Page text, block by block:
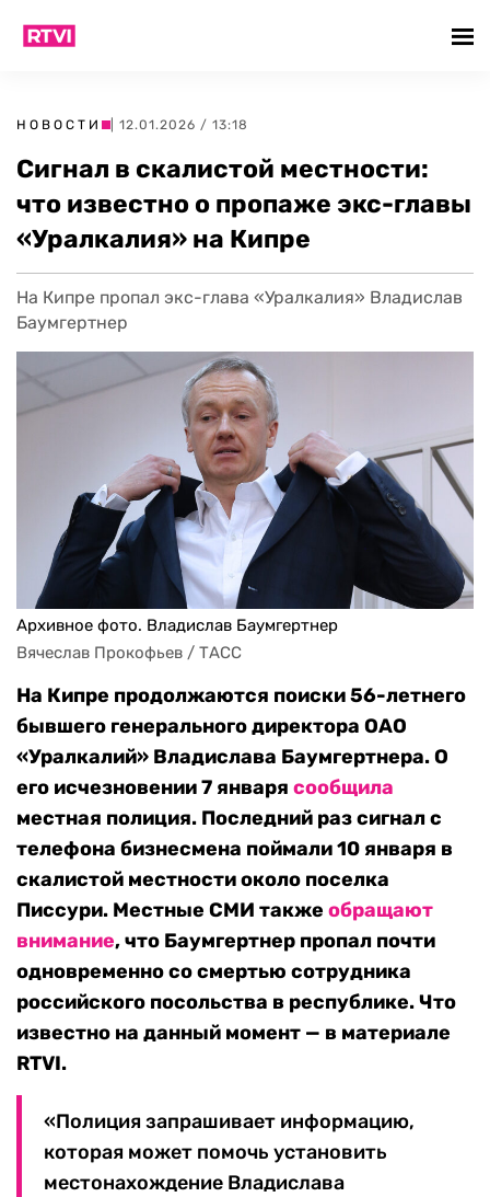
НОВОСТИ | 12.01.2026 / 13:18
Сигнал в скалистой местности:
что известно о пропаже экс-главы
«Уралкалия» на Кипре
На Кипре пропал экс-глава «Уралкалия» Владислав
Баумгертнер
Архивное фото. Владислав Баумгертнер
Вячеслав Прокофьев / ТАСС
На Кипре продолжаются поиски 56-летнего
бывшего генерального директора ОАО
«Уралкалий» Владислава Баумгертнера. О
его исчезновении 7 января сообщила
местная полиция. Последний раз сигнал с
телефона бизнесмена поймали 10 января в
скалистой местности около поселка
Писсури. Местные СМИ также обращают
внимание, что Баумгертнер пропал почти
одновременно со смертью сотрудника
российского посольства в республике. Что
известно на данный момент — в материале
RTVI.
«Полиция запрашивает информацию,
которая может помочь установить
местонахождение Владислава